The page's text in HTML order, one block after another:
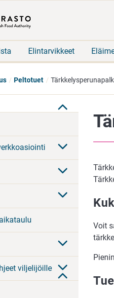
Elintarvikkeet
Peltotuet
viljelijöille
Voit